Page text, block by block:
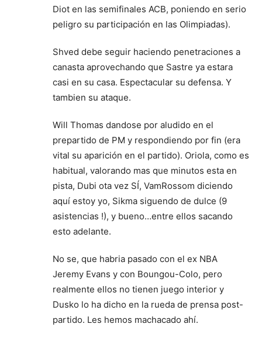
Diot en las semifinales ACB, poniendo en serio
peligro su participación en las Olimpiadas).
Shved debe seguir haciendo penetraciones a
canasta aprovechando que Sastre ya estara
casi en su casa. Espectacular su defensa. Y
tambien su ataque.
Will Thomas dandose por aludido en el
prepartido de PM y respondiendo por fin (era
vital su aparición en el partido). Oriola, como es
habitual, valorando mas que minutos esta en
pista, Dubi ota vez SÍ, VamRossom diciendo
aquí estoy yo, Sikma siguendo de dulce (9
asistencias !), y bueno…entre ellos sacando
esto adelante.
No se, que habria pasado con el ex NBA
Jeremy Evans y con Boungou-Colo, pero
realmente ellos no tienen juego interior y
Dusko lo ha dicho en la rueda de prensa post-
partido. Les hemos machacado ahí.